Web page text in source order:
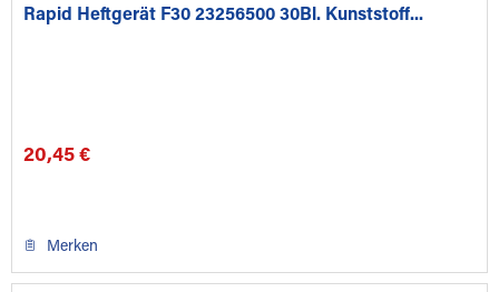
Rapid Heftgerät F30 23256500 30Bl. Kunststoff...
20,45 €
Merken